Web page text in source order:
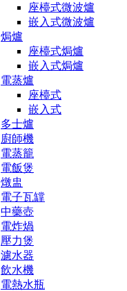
座檯式微波爐
嵌入式微波爐
焗爐
座檯式焗爐
嵌入式焗爐
電蒸爐
座檯式
嵌入式
多士爐
廚師機
電蒸籠
電飯煲
燉盅
電子瓦罉
中藥壺
電炸煱
壓力煲
濾水器
飲水機
電熱水瓶